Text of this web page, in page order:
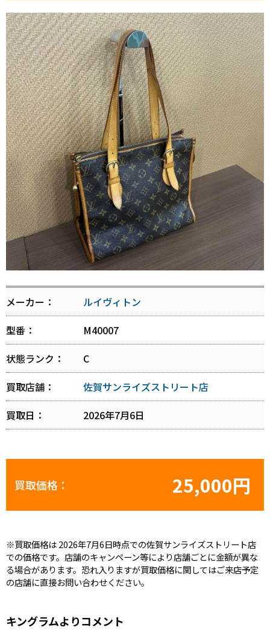
メーカー：
ルイヴィトン
型番：
M40007
状態ランク：
C
買取店舗：
佐賀サンライズストリート店
買取日：
2026年7月6日
買取価格： 25,000円
※買取価格は 2026年7月6日時点での佐賀サンライズストリート店
での価格です。店舗のキャンペーン等により店舗ごとに金額が異な
る場合があります。恐れ入りますが買取価格に関してはご来店予定
の店舗に直接お問い合わせください。
キングラムよりコメント